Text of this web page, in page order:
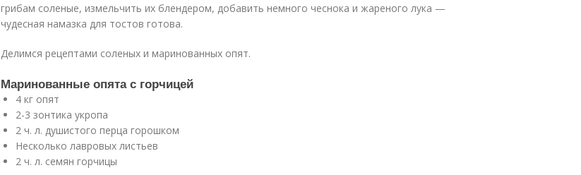
грибам соленые, измельчить их блендером, добавить немного чеснока и жареного лука —
чудесная намазка для тостов готова.
Делимся рецептами соленых и маринованных опят.
Маринованные опята с горчицей
4 кг опят
2-3 зонтика укропа
2 ч. л. душистого перца горошком
Несколько лавровых листьев
2 ч. л. семян горчицы